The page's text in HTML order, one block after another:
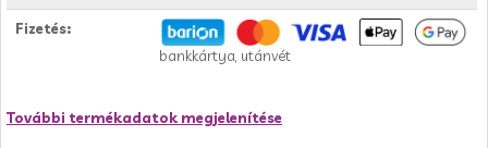
Fizetés:
bankkártya, utánvét
További termékadatok megjelenítése